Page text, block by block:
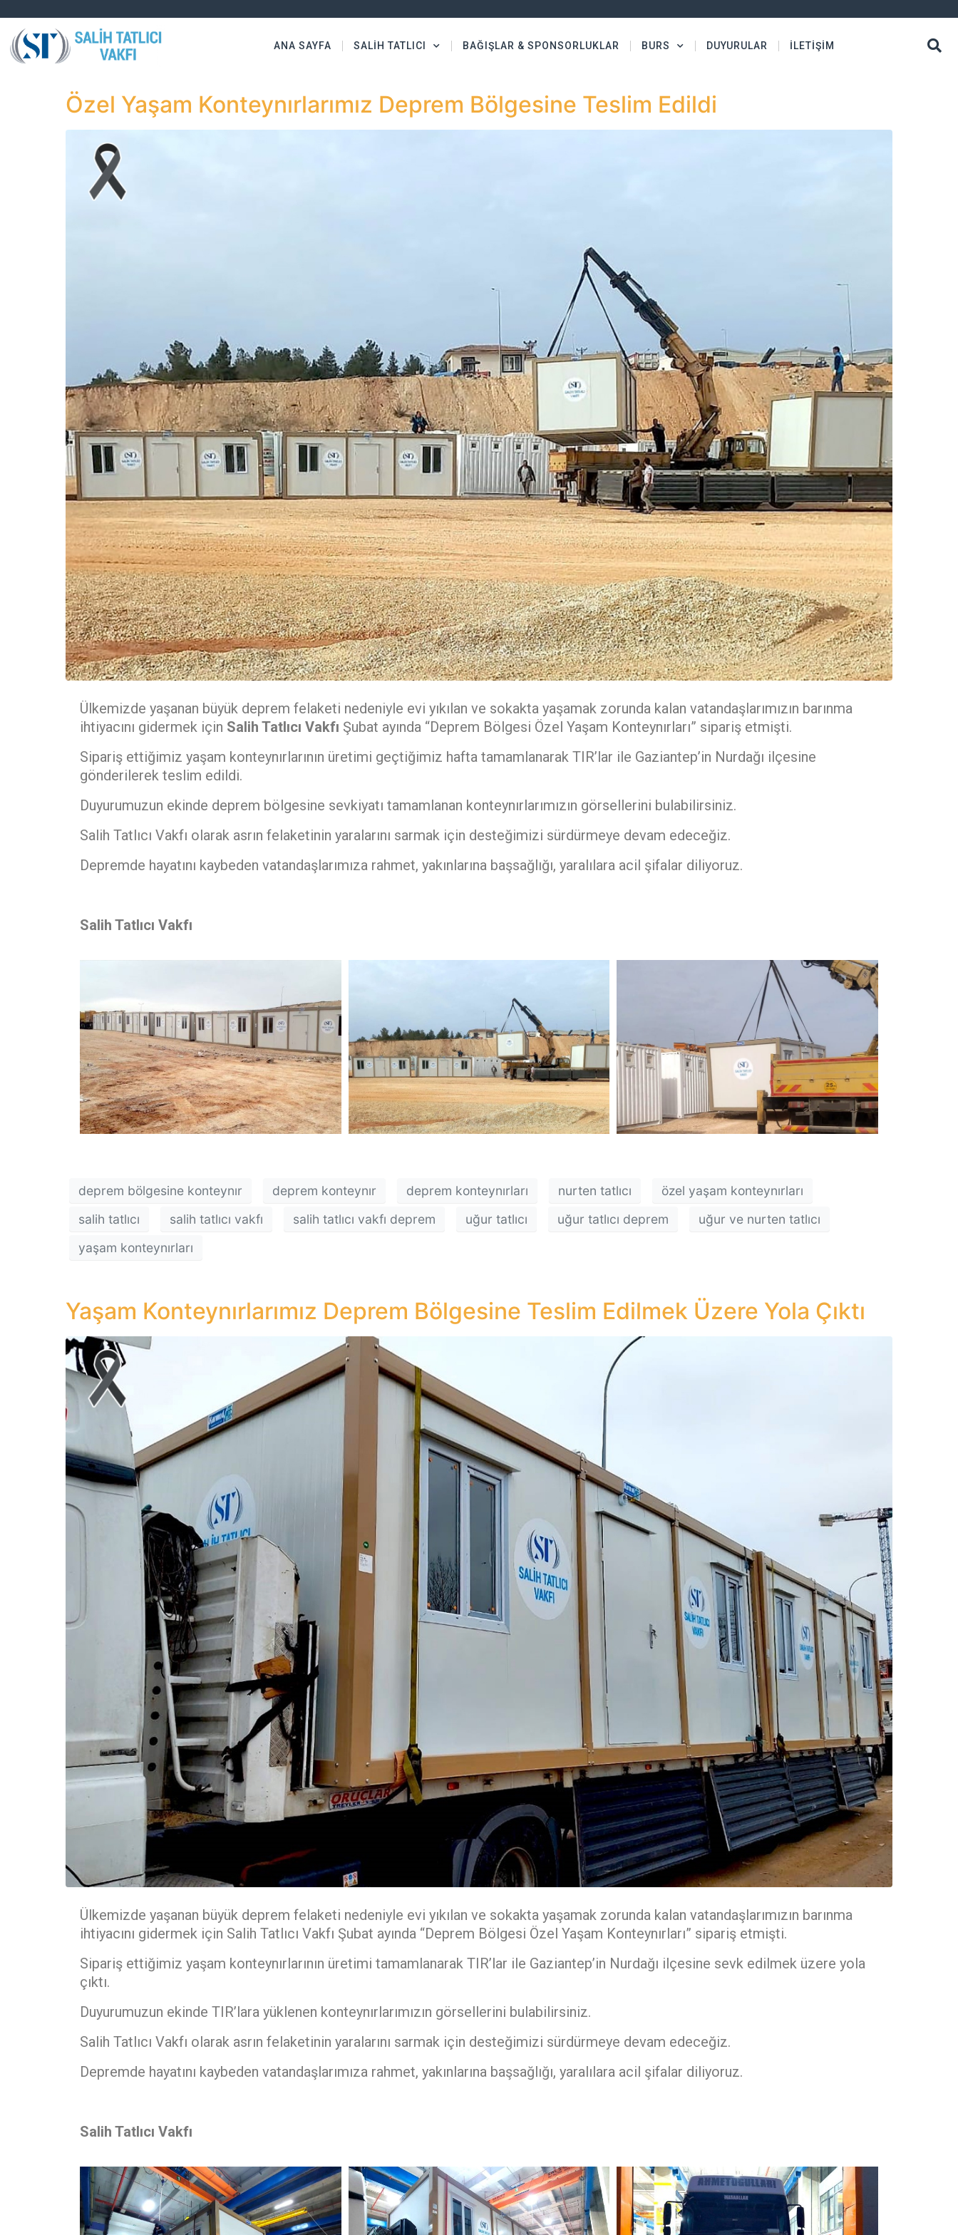
ANA SAYFA SALİH TATLICI BAĞIŞLAR & SPONSORLUKLAR BURS DUYURULAR İLETİŞİM
Özel Yaşam Konteynırlarımız Deprem Bölgesine Teslim Edildi
Ülkemizde yaşanan büyük deprem felaketi nedeniyle evi yıkılan ve sokakta yaşamak zorunda kalan vatandaşlarımızın barınma
ihtiyacını gidermek için Salih Tatlıcı Vakfı Şubat ayında “Deprem Bölgesi Özel Yaşam Konteynırları” sipariş etmişti.
Sipariş ettiğimiz yaşam konteynırlarının üretimi geçtiğimiz hafta tamamlanarak TIR’lar ile Gaziantep’in Nurdağı ilçesine
gönderilerek teslim edildi.
Duyurumuzun ekinde deprem bölgesine sevkiyatı tamamlanan konteynırlarımızın görsellerini bulabilirsiniz.
Salih Tatlıcı Vakfı olarak asrın felaketinin yaralarını sarmak için desteğimizi sürdürmeye devam edeceğiz.
Depremde hayatını kaybeden vatandaşlarımıza rahmet, yakınlarına başsağlığı, yaralılara acil şifalar diliyoruz.
Salih Tatlıcı Vakfı
10 10 00:00 00:00
Yukarı/aşağı
sesi
ya
1.00x
deprem bölgesine konteynır deprem konteynır deprem konteynırları nurten tatlıcı
özel yaşam konteynırları
salih tatlıcı
salih tatlıcı vakfı salih tatlıcı vakfı deprem uğur tatlıcı uğur tatlıcı deprem
uğur ve nurten tatlıcı
yaşam konteynırları
Yaşam Konteynırlarımız Deprem Bölgesine Teslim Edilmek Üzere Yola Çıktı
Ülkemizde yaşanan büyük deprem felaketi nedeniyle evi yıkılan ve sokakta yaşamak zorunda kalan vatandaşlarımızın barınma
ihtiyacını gidermek için Salih Tatlıcı Vakfı Şubat ayında “Deprem Bölgesi Özel Yaşam Konteynırları” sipariş etmişti.
Sipariş ettiğimiz yaşam konteynırlarının üretimi tamamlanarak TIR’lar ile Gaziantep’in Nurdağı ilçesine sevk edilmek üzere yola
çıktı.
Duyurumuzun ekinde TIR’lara yüklenen konteynırlarımızın görsellerini bulabilirsiniz.
Salih Tatlıcı Vakfı olarak asrın felaketinin yaralarını sarmak için desteğimizi sürdürmeye devam edeceğiz.
Depremde hayatını kaybeden vatandaşlarımıza rahmet, yakınlarına başsağlığı, yaralılara acil şifalar diliyoruz.
Salih Tatlıcı Vakfı